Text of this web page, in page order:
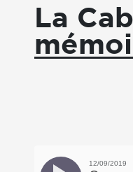
La
12/09/2019